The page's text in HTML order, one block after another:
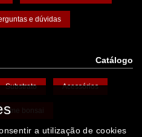
e dúvidas
Catálogo
Substrato Acessórios
bonsai
a utilização de cookies